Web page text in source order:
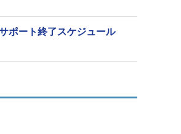
ポート終了スケジュール